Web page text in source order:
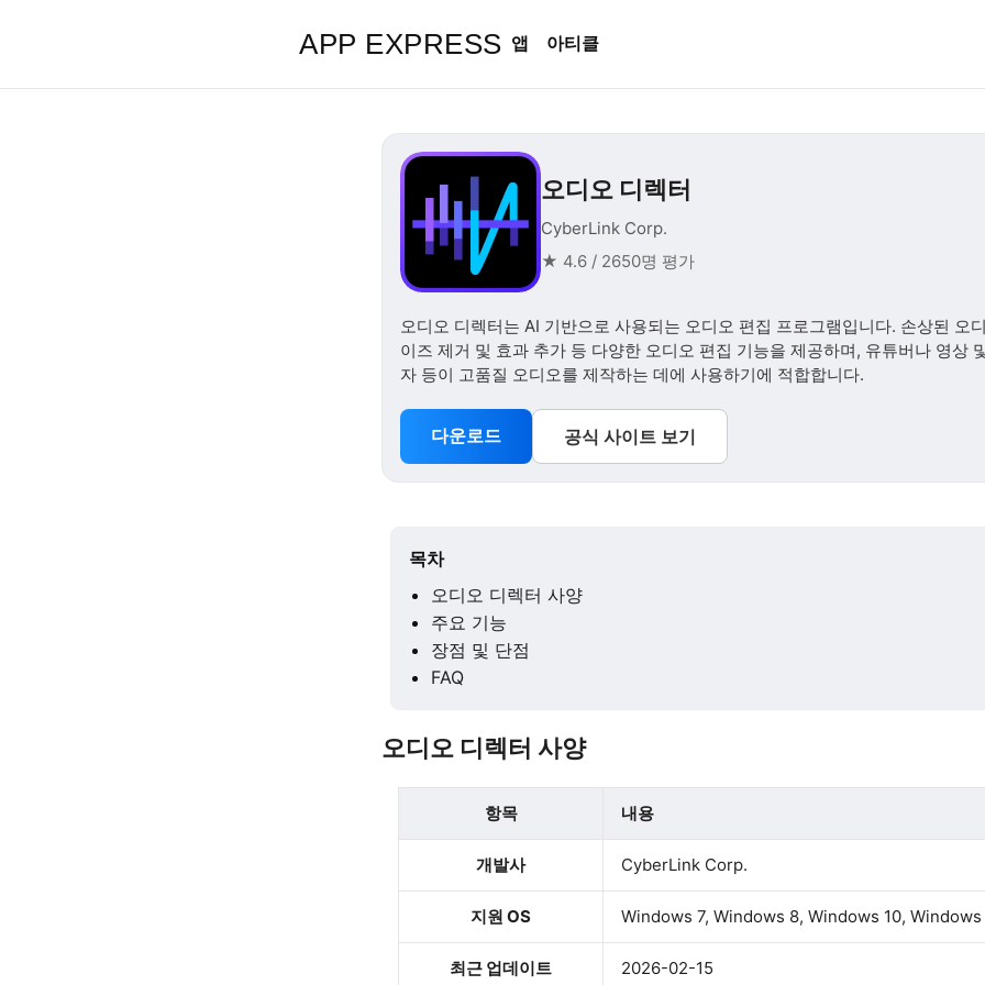
APP EXPRESS 앱 아티클
오디오 디렉터
CyberLink Corp.
★ 4.6 / 2650명 평가
오디오 디렉터는 AI 기반으로 사용되는 오디오 편집 프로그램입니다. 손상된 오
이즈 제거 및 효과 추가 등 다양한 오디오 편집 기능을 제공하며, 유튜버나 영상
자 등이 고품질 오디오를 제작하는 데에 사용하기에 적합합니다.
다운로드 공식 사이트 보기
목차
오디오 디렉터 사양
주요 기능
장점 및 단점
FAQ
오디오 디렉터 사양
항목 내용
개발사 CyberLink Corp.
지원 OS Windows 7, Windows 8, Windows 10, Windows
최근 업데이트 2026-02-15